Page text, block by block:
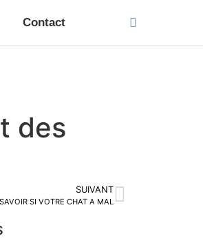
Contact
des
SUIVANT
SI VOTRE CHAT A MAL